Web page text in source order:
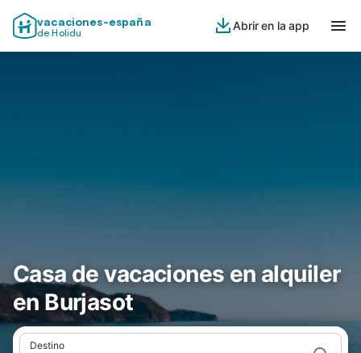
vacaciones-españa
de Holidu
Abrir en la app
Casa de vacaciones en alquiler
en Burjasot
Destino